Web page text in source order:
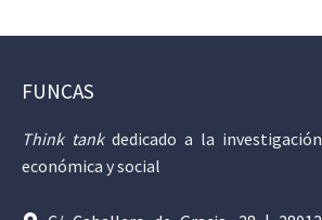
FUNCAS
Think tankdedicado a la investigación
económica y social